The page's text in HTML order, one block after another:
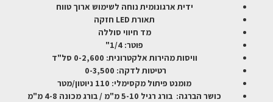
ידית ארגונומית נוחה לשימוש ארוך טווח
תאורת LED חזקה
מד חיווי סוללה
פוטר: 1/4"
וויסות מהירות אלקטרונית: 0-2,600 סל"ד
רטיטות לדקה: 0-3,500
מומנט פיתול מקסימלי: 110 ניוטון/מטר
כושר הברגה: בורג רגיל 5-10 מ"מ / בורג מכונה 4-8 מ"מ